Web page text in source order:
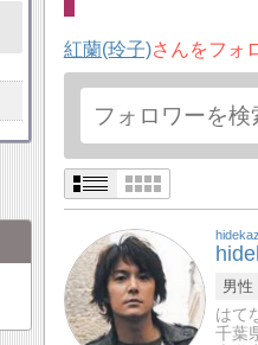
紅蘭(玲子)さんをフォ
男性
はて
千葉